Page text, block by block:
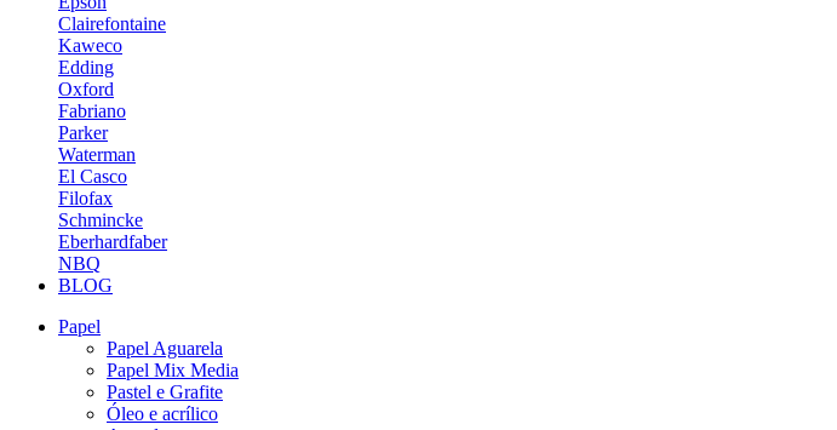
Clairefontaine
Kaweco
Edding
Oxford
Fabriano
Parker
Waterman
El Casco
Filofax
Schmincke
Eberhardfaber
NBQ
BLOG
Papel
Papel Aguarela
Papel Mix Media
Pastel e Grafite
Óleo e acrílico